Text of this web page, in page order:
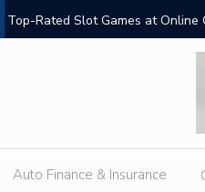
Top-Rated Slot Games at Online
Auto Finance & Insurance